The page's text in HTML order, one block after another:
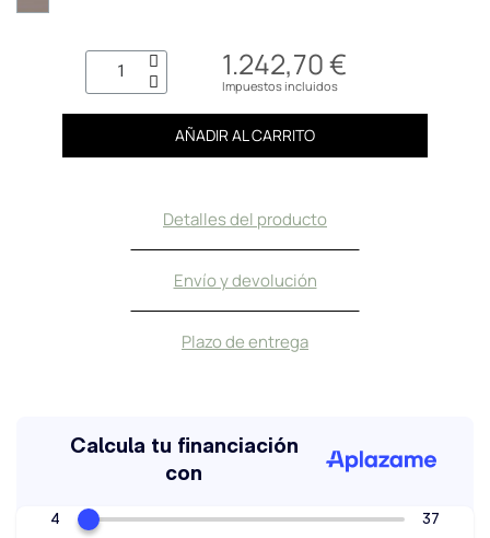
1.242,70 €
Impuestos incluidos
AÑADIR AL CARRITO
Detalles del producto
Envío y devolución
Plazo de entrega